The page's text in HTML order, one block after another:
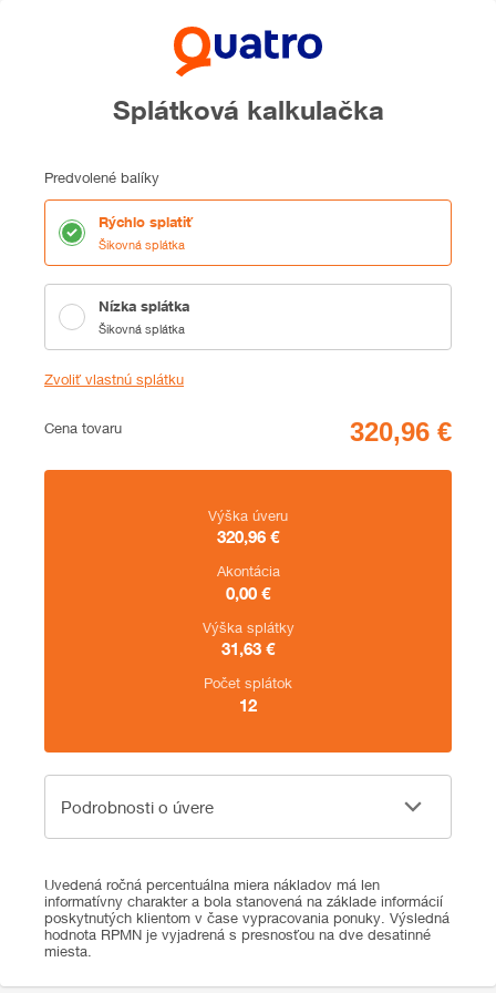
Splátková kalkulačka
Predvolené balíky
Rýchlo splatiť
Šikovná splátka
Nízka splátka
Šikovná splátka
Zvoliť vlastnú splátku
Cena
Cena tovaru
Zhrnutie
Výška úveru
320,96 €
Akontácia
0,00 €
Výška splátky
31,63 €
Počet splátok
12
Podrobnosti o úvere
Podrobnosti o úvere
Uvedená ročná percentuálna miera nákladov má len
informatívny charakter a bola stanovená na základe informácií
poskytnutých klientom v čase vypracovania ponuky. Výsledná
hodnota RPMN je vyjadrená s presnosťou na dve desatinné
miesta.